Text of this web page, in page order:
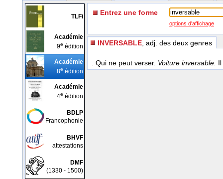
TLFi
Académie
9e édition
Académie
8e édition
Académie
4e édition
BDLP
Francophonie
BHVF
attestations
DMF
(1330 - 1500)
Entrez une forme
options d'affichage
INVERSABLE , adj. des deux genres
. Qui ne peut verser. Voiture inversable.